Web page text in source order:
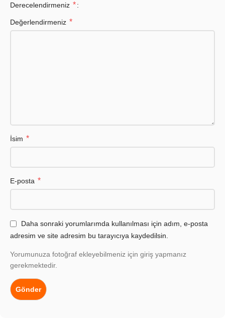
Derecelendirmeniz *
Değerlendirmeniz *
İsim *
E-posta *
Daha sonraki yorumlarımda kullanılması için adım, e-posta
adresim ve site adresim bu tarayıcıya kaydedilsin.
Yorumunuza fotoğraf ekleyebilmeniz için giriş yapmanız
gerekmektedir.